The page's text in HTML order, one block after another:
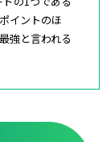
イントのほ
強と言われる